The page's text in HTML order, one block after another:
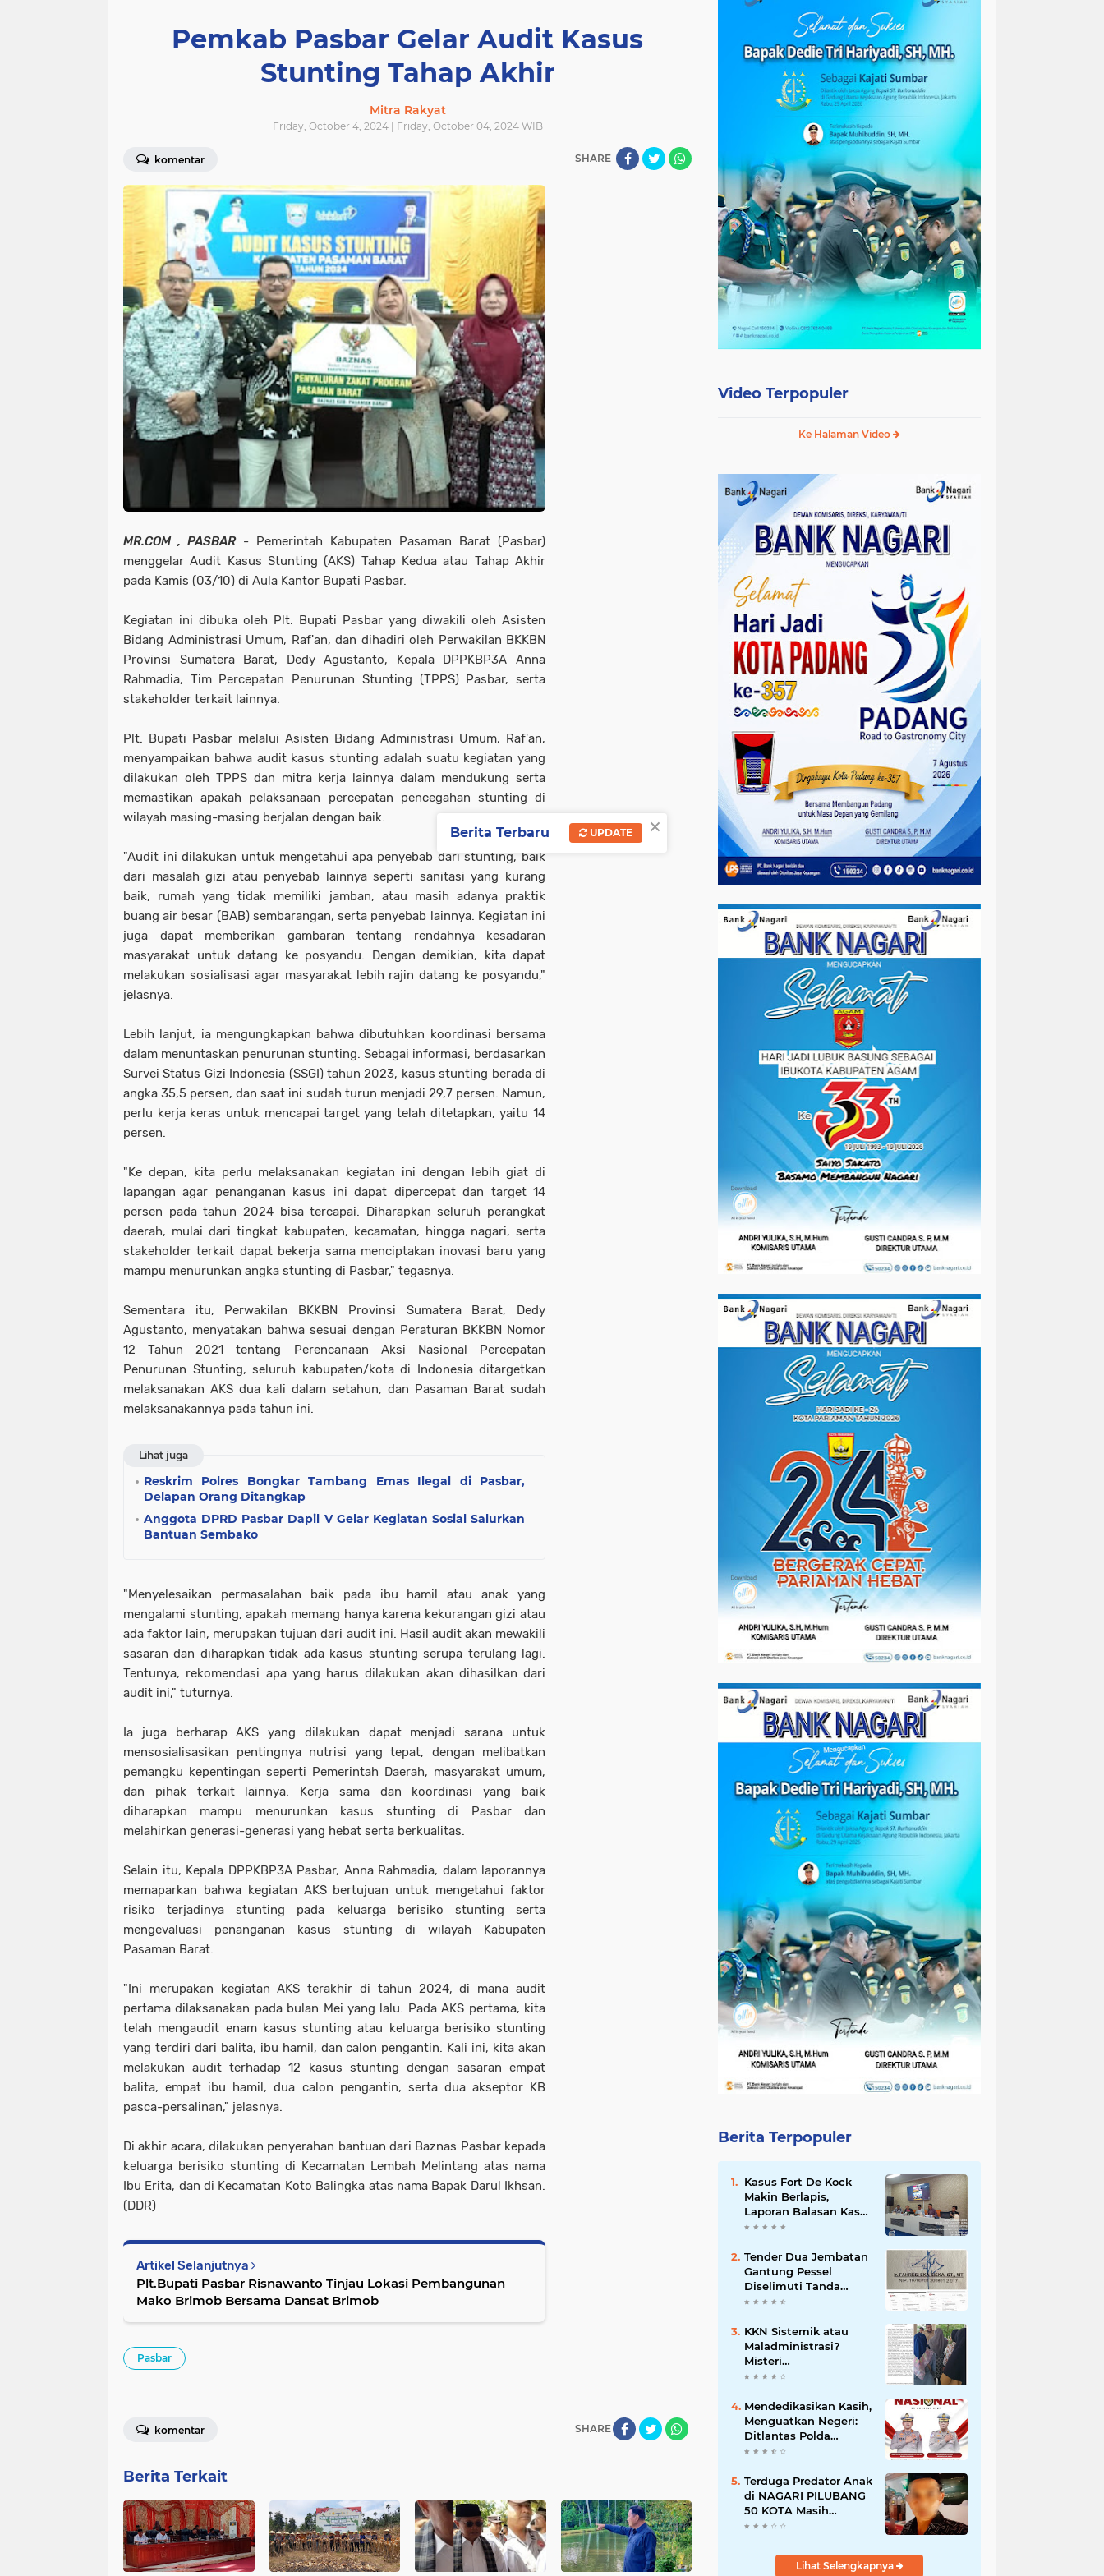
Pemkab Pasbar Gelar Audit Kasus
Stunting Tahap Akhir
Mitra Rakyat
Friday, October 4, 2024 | Friday, October 04, 2024 WIB
komentar SHARE
MR.COM , PASBAR- Pemerintah Kabupaten Pasaman Barat (Pasbar)
menggelar Audit Kasus Stunting (AKS) Tahap Kedua atau Tahap Akhir
pada Kamis (03/10) di Aula Kantor Bupati Pasbar.
Kegiatan ini dibuka oleh Plt. Bupati Pasbar yang diwakili oleh Asisten
Bidang Administrasi Umum, Raf'an, dan dihadiri oleh Perwakilan BKKBN
Provinsi Sumatera Barat, Dedy Agustanto, Kepala DPPKBP3A Anna
Rahmadia, Tim Percepatan Penurunan Stunting (TPPS) Pasbar, serta
stakeholder terkait lainnya.
Plt. Bupati Pasbar melalui Asisten Bidang Administrasi Umum, Raf'an,
menyampaikan bahwa audit kasus stunting adalah suatu kegiatan yang
dilakukan oleh TPPS dan mitra kerja lainnya dalam mendukung serta
memastikan apakah pelaksanaan percepatan pencegahan stunting di
wilayah masing-masing berjalan dengan baik.
"Audit ini dilakukan untuk mengetahui apa penyebab dari stunting, baik
dari masalah gizi atau penyebab lainnya seperti sanitasi yang kurang
baik, rumah yang tidak memiliki jamban, atau masih adanya praktik
buang air besar (BAB) sembarangan, serta penyebab lainnya. Kegiatan ini
juga dapat memberikan gambaran tentang rendahnya kesadaran
masyarakat untuk datang ke posyandu. Dengan demikian, kita dapat
melakukan sosialisasi agar masyarakat lebih rajin datang ke posyandu,"
jelasnya.
Lebih lanjut, ia mengungkapkan bahwa dibutuhkan koordinasi bersama
dalam menuntaskan penurunan stunting. Sebagai informasi, berdasarkan
Survei Status Gizi Indonesia (SSGI) tahun 2023, kasus stunting berada di
angka 35,5 persen, dan saat ini sudah turun menjadi 29,7 persen. Namun,
perlu kerja keras untuk mencapai target yang telah ditetapkan, yaitu 14
persen.
"Ke depan, kita perlu melaksanakan kegiatan ini dengan lebih giat di
lapangan agar penanganan kasus ini dapat dipercepat dan target 14
persen pada tahun 2024 bisa tercapai. Diharapkan seluruh perangkat
daerah, mulai dari tingkat kabupaten, kecamatan, hingga nagari, serta
stakeholder terkait dapat bekerja sama menciptakan inovasi baru yang
mampu menurunkan angka stunting di Pasbar," tegasnya.
Sementara itu, Perwakilan BKKBN Provinsi Sumatera Barat, Dedy
Agustanto, menyatakan bahwa sesuai dengan Peraturan BKKBN Nomor
12 Tahun 2021 tentang Perencanaan Aksi Nasional Percepatan
Penurunan Stunting, seluruh kabupaten/kota di Indonesia ditargetkan
melaksanakan AKS dua kali dalam setahun, dan Pasaman Barat sudah
melaksanakannya pada tahun ini.
Lihat juga
Reskrim Polres Bongkar Tambang Emas Ilegal di Pasbar,
Delapan Orang Ditangkap
Anggota DPRD Pasbar Dapil V Gelar Kegiatan Sosial Salurkan
Bantuan Sembako
"Menyelesaikan permasalahan baik pada ibu hamil atau anak yang
mengalami stunting, apakah memang hanya karena kekurangan gizi atau
ada faktor lain, merupakan tujuan dari audit ini. Hasil audit akan mewakili
sasaran dan diharapkan tidak ada kasus stunting serupa terulang lagi.
Tentunya, rekomendasi apa yang harus dilakukan akan dihasilkan dari
audit ini," tuturnya.
Ia juga berharap AKS yang dilakukan dapat menjadi sarana untuk
mensosialisasikan pentingnya nutrisi yang tepat, dengan melibatkan
pemangku kepentingan seperti Pemerintah Daerah, masyarakat umum,
dan pihak terkait lainnya. Kerja sama dan koordinasi yang baik
diharapkan mampu menurunkan kasus stunting di Pasbar dan
melahirkan generasi-generasi yang hebat serta berkualitas.
Selain itu, Kepala DPPKBP3A Pasbar, Anna Rahmadia, dalam laporannya
memaparkan bahwa kegiatan AKS bertujuan untuk mengetahui faktor
risiko terjadinya stunting pada keluarga berisiko stunting serta
mengevaluasi penanganan kasus stunting di wilayah Kabupaten
Pasaman Barat.
"Ini merupakan kegiatan AKS terakhir di tahun 2024, di mana audit
pertama dilaksanakan pada bulan Mei yang lalu. Pada AKS pertama, kita
telah mengaudit enam kasus stunting atau keluarga berisiko stunting
yang terdiri dari balita, ibu hamil, dan calon pengantin. Kali ini, kita akan
melakukan audit terhadap 12 kasus stunting dengan sasaran empat
balita, empat ibu hamil, dua calon pengantin, serta dua akseptor KB
pasca-persalinan," jelasnya.
Di akhir acara, dilakukan penyerahan bantuan dari Baznas Pasbar kepada
keluarga berisiko stunting di Kecamatan Lembah Melintang atas nama
Ibu Erita, dan di Kecamatan Koto Balingka atas nama Bapak Darul Ikhsan.
(DDR)
Artikel Selanjutnya
Plt.Bupati Pasbar Risnawanto Tinjau Lokasi Pembangunan
Mako Brimob Bersama Dansat Brimob
Pasbar
SHARE
komentar
Berita Terkait
Video Terpopuler
Ke Halaman Video
Berita Terpopuler
Kasus Fort De Kock
Makin Berlapis,
Laporan Balasan Kasat
Pol PP Disorot: Upaya
atau Pengalihan Isu?
Tender Dua Jembatan
Gantung Pessel
Diselimuti Tanda
Tanya, Gangguan
Permainan di Balik
Layar?
KKN Sistemik atau
Maladministrasi?
Misteri
"Dikorbankannya" SDN
Transparansi Pemkot
Padang
Mendedikasikan Kasih,
Menguatkan Negeri:
Ditlantas Polda
Sumbar Apresiasi
sebagai Pilar
Pengabdian
Terduga Predator Anak
di NAGARI PILUBANG
50 KOTA Masih
Berkeliaran
Lihat Selengkapnya
×
Berita Terbaru UPDATE